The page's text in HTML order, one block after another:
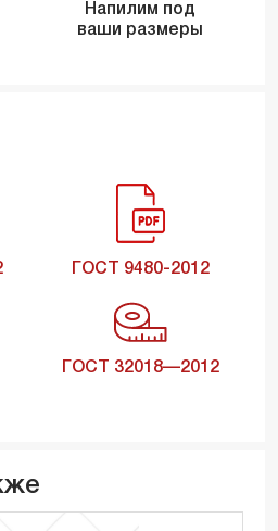
Напилим под
ваши размеры
ГОСТ 9480-2012
ГОСТ 32018—2012